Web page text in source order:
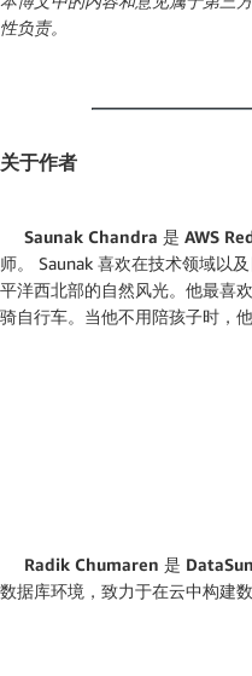
性负责。
关于作者
Saunak Chandra 是 AWS
师。 Saunak 喜欢在技术领域以
平洋西北部的自然风光。他最喜
骑自行车。当他不用陪孩子时，他
Radik Chumaren 是
数据库环境，致力于在云中构建